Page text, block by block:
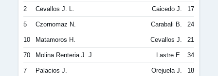
2 Cevallos J. L. Caicedo J. 17
5 Czornomaz N. Carabali B. 24
10 Matamoros H. Cevallos J. 21
70 Molina Renteria J. J. Lastre E. 34
7 Palacios J. Orejuela J. 18